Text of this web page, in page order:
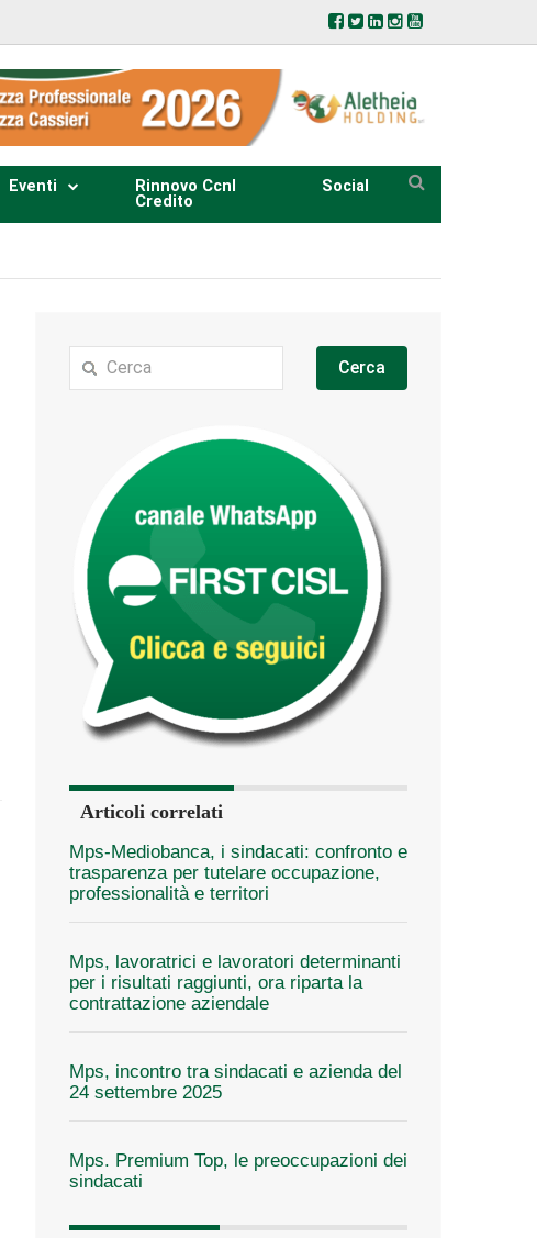
Eventi
Rinnovo Ccnl
Credito
Social
Cerca
Articoli correlati
Mps-Mediobanca, i sindacati: confronto e
trasparenza per tutelare occupazione,
professionalità e territori
Mps, lavoratrici e lavoratori determinanti
per i risultati raggiunti, ora riparta la
contrattazione aziendale
Mps, incontro tra sindacati e azienda del
24 settembre 2025
Mps. Premium Top, le preoccupazioni dei
sindacati